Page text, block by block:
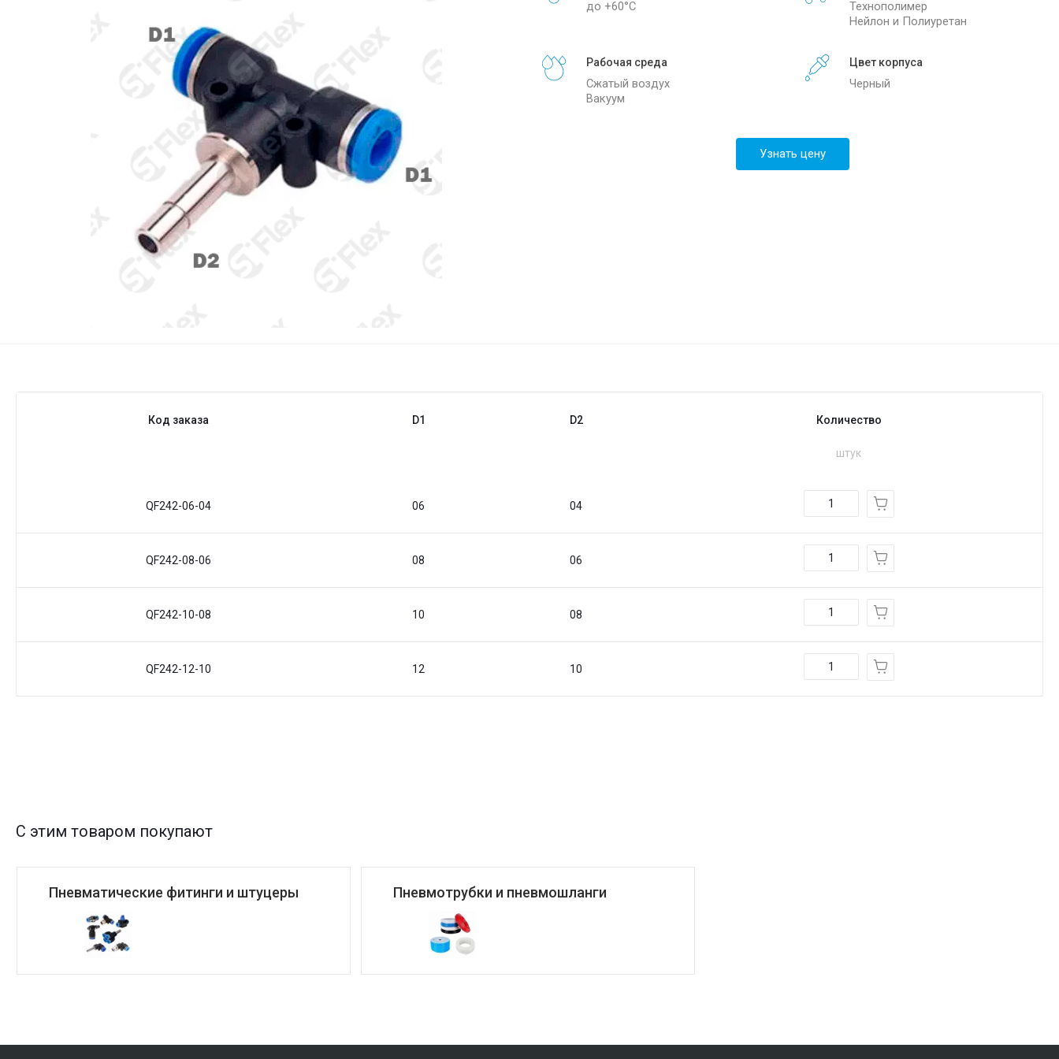
info@sibirteh.com
до +60°С
Технополимер
Нейлон и Полиуретан
Рабочая среда
Сжатый воздух
Вакуум
Цвет корпуса
Черный
Узнать цену
Код заказа D1 D2 Количество
штук
QF242-06-04 06 04
QF242-08-06 08 06
QF242-10-08 10 08
QF242-12-10 12 10
С этим товаром покупают
Пневматические фитинги и штуцеры Пневмотрубки и пневмошланги